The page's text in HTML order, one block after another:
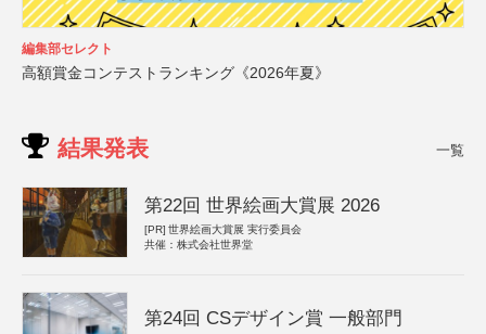
編集部セレクト
高額賞金コンテストランキング《2026年夏》
結果発表 一覧
第22回 世界絵画大賞展 2026
[PR] 世界絵画大賞展 実行委員会
共催：株式会社世界堂
第24回 CSデザイン賞 一般部門